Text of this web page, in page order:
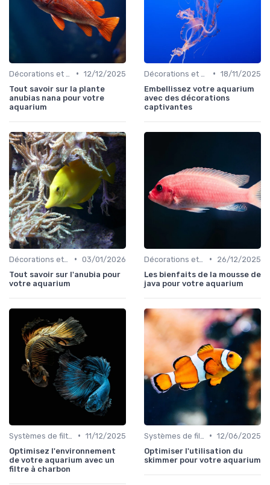
• 12/12/2025
Tout savoir sur la plante
anubias nana pour votre
aquarium
• 18/11/2025
Embellissez votre aquarium
avec des décorations
captivantes
• 03/01/2026
Tout savoir sur l'anubia pour
votre aquarium
•
26/12/2025
Les bienfaits de la mousse de
java pour votre aquarium
• 11/12/2025
Optimisez l'environnement
de votre aquarium avec un
filtre à charbon
• 12/06/2025
Optimiser l'utilisation du
skimmer pour votre aquarium